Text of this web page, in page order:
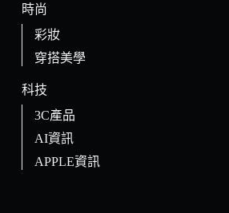
時尚
彩妝
穿搭美學
科技
3C產品
AI資訊
APPLE資訊